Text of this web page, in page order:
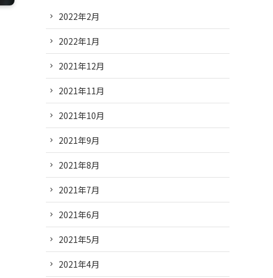
2022年2月
2022年1月
2021年12月
2021年11月
2021年10月
2021年9月
2021年8月
2021年7月
2021年6月
2021年5月
2021年4月